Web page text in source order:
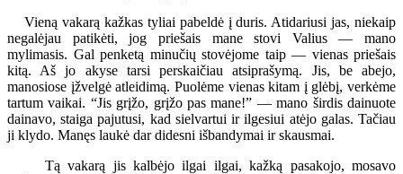
Vieną vakarą kažkas tyliai pabeldė į duris. Atidariusi jas, niekaip
negalėjau patikėti, jog priešais mane stovi Valius — mano
mylimasis. Gal penketą minučių stovėjome taip — vienas priešais
kitą. Aš jo akyse tarsi perskaičiau atsiprašymą. Jis, be abejo,
manosiose įžvelgė atleidimą. Puolėme vienas kitam į glėbį, verkėme
tartum vaikai. “Jis grįžo, grįžo pas mane!” — mano širdis dainuote
dainavo, staiga pajutusi, kad sielvartui ir ilgesiui atėjo galas. Tačiau
ji klydo. Manęs laukė dar didesni išbandymai ir skausmai.
Tą vakarą jis kalbėjo ilgai ilgai, kažką pasakojo, mosavo